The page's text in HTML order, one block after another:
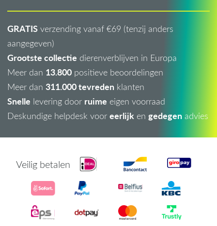
GRATIS verzending vanaf €69 (tenzij anders
aangegeven)
Grootste collectie dierenverblijven in Europa
Meer dan 13.800 positieve beoordelingen
Meer dan 311.000 tevreden klanten
Snelle levering door ruime eigen voorraad
Deskundige helpdesk voor eerlijk en gedegen advies
Veilig betalen